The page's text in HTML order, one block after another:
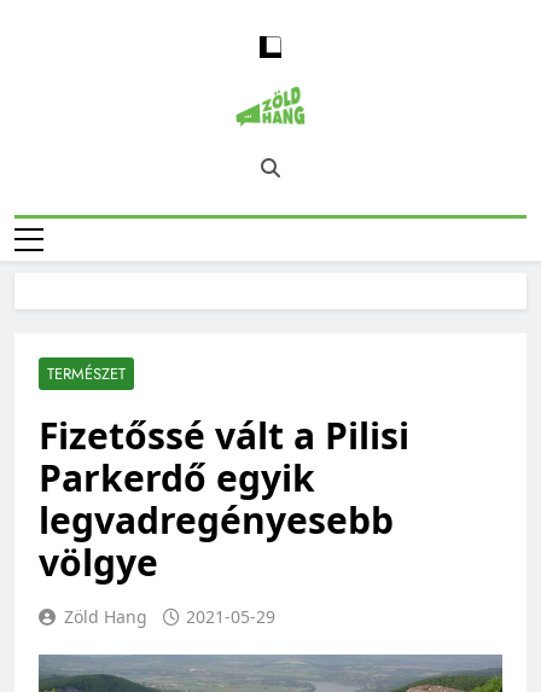
Magyarország
Zöld Hangja
Zöld Hang – Természet, Klímaváltozás,
Fenntarthatóság, Jövő
TERMÉSZET
Fizetőssé vált a Pilisi
Parkerdő egyik
legvadregényesebb
völgye
Zöld Hang 2021-05-29